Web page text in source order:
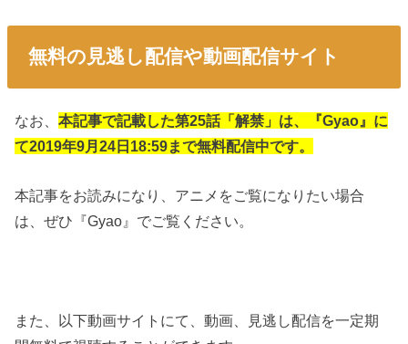
無料の見逃し配信や動画配信サイト
なお、本記事で記載した第25話「解禁」は、『Gyao』に
て2019年9月24日18:59まで無料配信中です。
本記事をお読みになり、アニメをご覧になりたい場合
は、ぜひ『Gyao』でご覧ください。
また、以下動画サイトにて、動画、見逃し配信を一定期